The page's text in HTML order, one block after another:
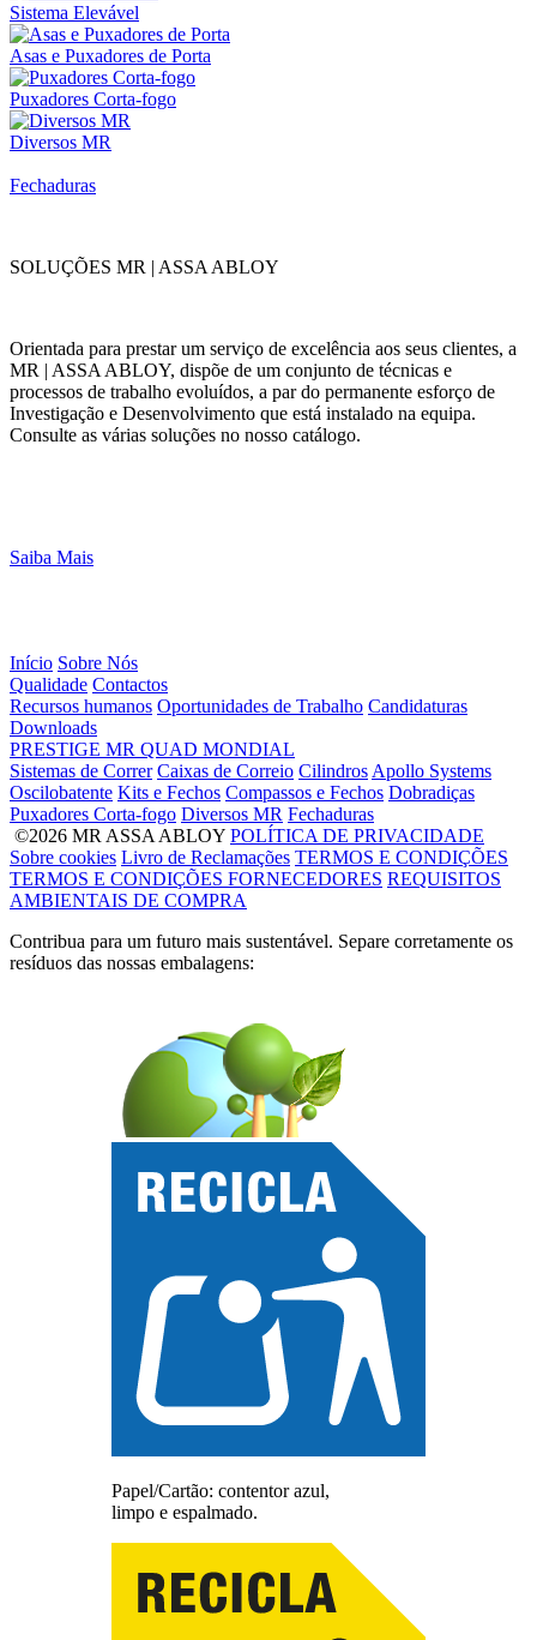
Sistema Elevável
Asas e Puxadores de Porta
Puxadores Corta-fogo
Diversos MR
Fechaduras
SOLUÇÕES MR | ASSA ABLOY
Orientada para prestar um serviço de excelência aos seus clientes, a
MR | ASSA ABLOY, dispõe de um conjunto de técnicas e
processos de trabalho evoluídos, a par do permanente esforço de
Investigação e Desenvolvimento que está instalado na equipa.
Consulte as várias soluções no nosso catálogo.
Saiba Mais
Início Sobre Nós
Qualidade Contactos
Recursos humanos Oportunidades de Trabalho Candidaturas
Downloads
PRESTIGE MR QUAD MONDIAL
Sistemas de Correr Caixas de Correio Cilindros Apollo Systems
Oscilobatente Kits e Fechos Compassos e Fechos Dobradiças
Puxadores Corta-fogo Diversos MR Fechaduras
©2026 MR ASSA ABLOY POLÍTICA DE PRIVACIDADE
Sobre cookies Livro de Reclamações TERMOS E CONDIÇÕES
TERMOS E CONDIÇÕES FORNECEDORES REQUISITOS
AMBIENTAIS DE COMPRA
Contribua para um futuro mais sustentável. Separe corretamente os
resíduos das nossas embalagens:
Papel/Cartão: contentor azul,
limpo e espalmado.